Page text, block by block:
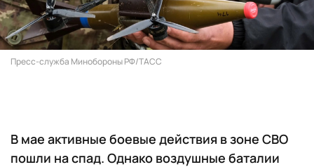
Пресс-служба Минобороны РФ/ТАСС
В мае активные боевые действия в зоне СВО
пошли на спад. Однако воздушные баталии